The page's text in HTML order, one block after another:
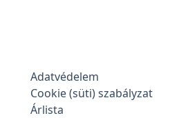
Adatvédelem
Cookie (süti) szabályzat
Árlista